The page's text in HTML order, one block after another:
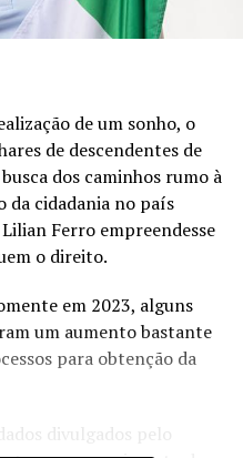
de um sonho, o
de descendentes de
dos caminhos rumo à
da cidadania no país
Ferro empreendesse
o direito.
em 2023, alguns
um aumento bastante
para obtenção da
divulgados pelo